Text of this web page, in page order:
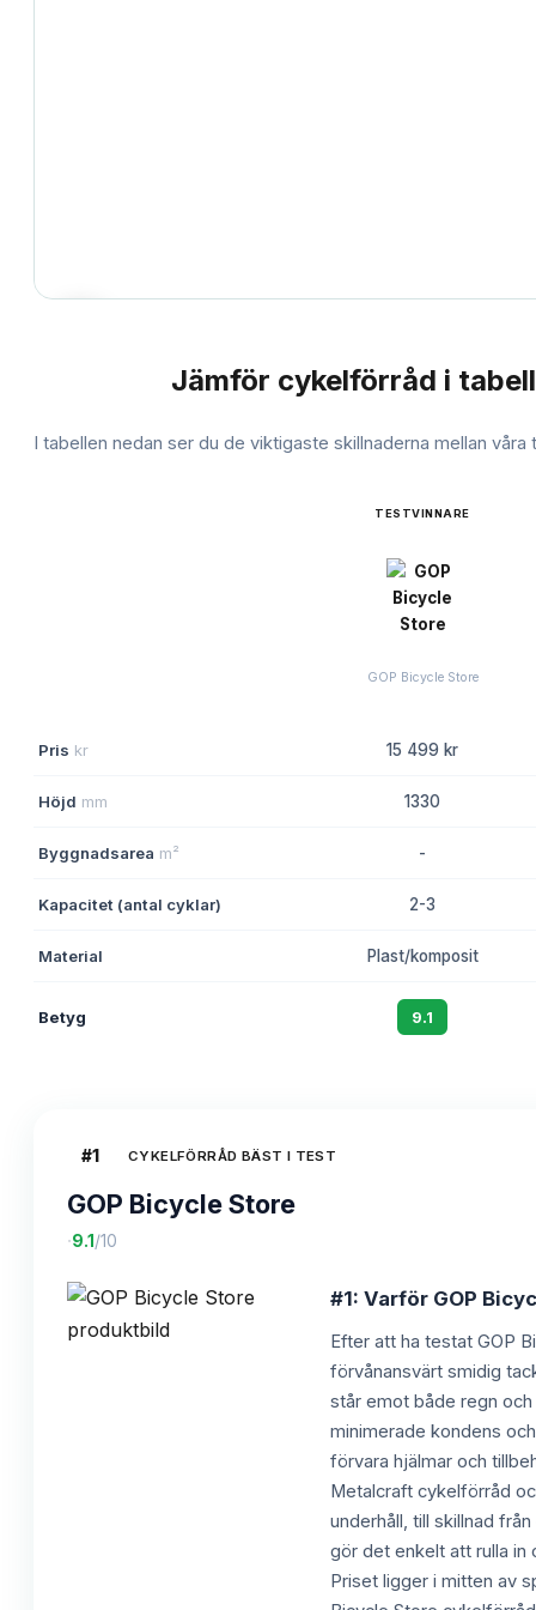
Jämför cykelförråd i tabell
I tabellen nedan ser du de viktigaste skillnaderna mellan
TESTVINNARE
GOP Bicycle Store
Pris kr 15 499 kr
Höjd mm 1330
Byggnadsarea m² -
Kapacitet (antal cyklar) 2-3
Material Plast/komposit
Betyg 9.1
#1 CYKELFÖRRÅD BÄST I TEST
GOP Bicycle Store
·9.1 /10
#1: Varför GOP
Efter att ha testat GOP
förvånansvärt smidig
står emot både regn
minimerade kondens
förvara hjälmar och
Metalcraft cykelförråd
underhåll, till skillnad
gör det enkelt att rulla in
Priset ligger i mitten av